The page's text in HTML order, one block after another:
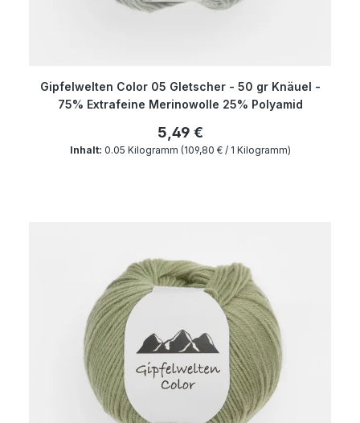
Gipfelwelten Color 05 Gletscher - 50 gr Knäuel -
75% Extrafeine Merinowolle 25% Polyamid
5,49 €
Inhalt: 0.05 Kilogramm (109,80 € / 1 Kilogramm)